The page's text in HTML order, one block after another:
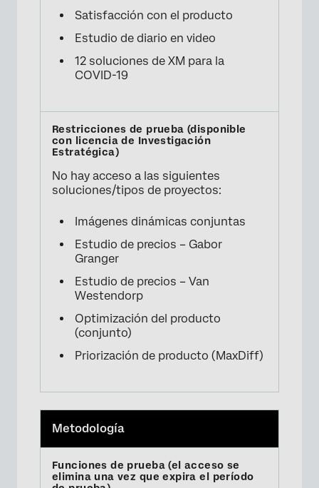
Satisfacción con el producto
Estudio de diario en video
12 soluciones de XM para la
COVID-19
No hay acceso a las siguientes
soluciones/tipos de proyectos:
Imágenes dinámicas conjuntas
Estudio de precios – Gabor
Granger
Estudio de precios – Van
Westendorp
Optimización del producto
(conjunto)
Priorización de producto (MaxDiff)
Metodología